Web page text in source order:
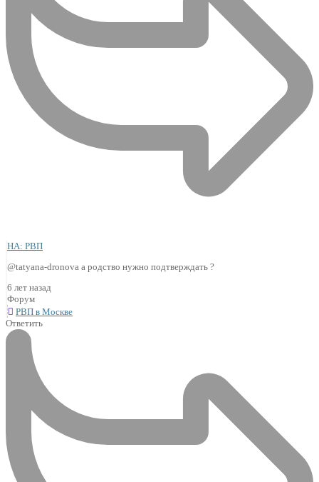
НА: РВП
@tatyana-dronova а родство нужно подтверждать ?
6 лет назад
Форум
РВП в Москве
Ответить